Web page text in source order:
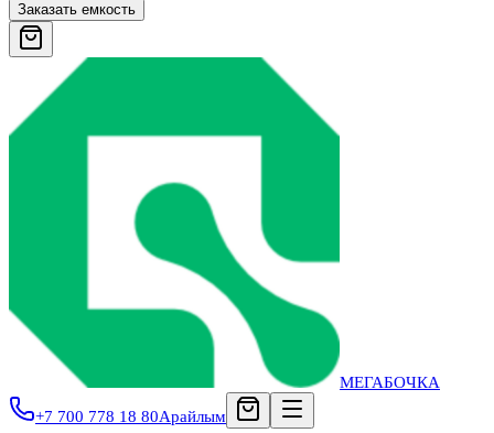
Заказать емкость
МЕГАБОЧКА
+7 700 778 18 80Арайлым